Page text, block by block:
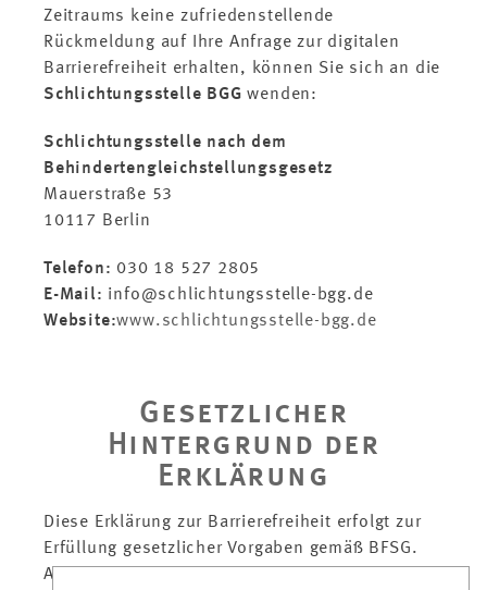
Zeitraums keine zufriedenstellende
Rückmeldung auf Ihre Anfrage zur digitalen
Barrierefreiheit erhalten, können Sie sich an die
Schlichtungsstelle BGG wenden:
Schlichtungsstelle nach dem
Behindertengleichstellungsgesetz
Mauerstraße 53
10117 Berlin
Telefon: 030 18 527 2805
E-Mail: info@schlichtungsstelle-bgg.de
Website:www.schlichtungsstelle-bgg.de
Gesetzlicher
Hintergrund der
Erklärung
Diese Erklärung zur Barrierefreiheit erfolgt zur
Erfüllung gesetzlicher Vorgaben gemäß BFSG.
Als Betreiber einer Website ist CHRISTOPHERUS